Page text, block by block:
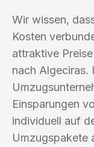
Wir wissen,
Kosten
attraktive
nach Algeciras.
Einsparungen
individuell auf
Umzugspakete